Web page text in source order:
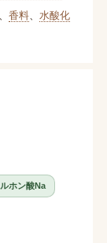
香料、 水酸化
ホン酸Na